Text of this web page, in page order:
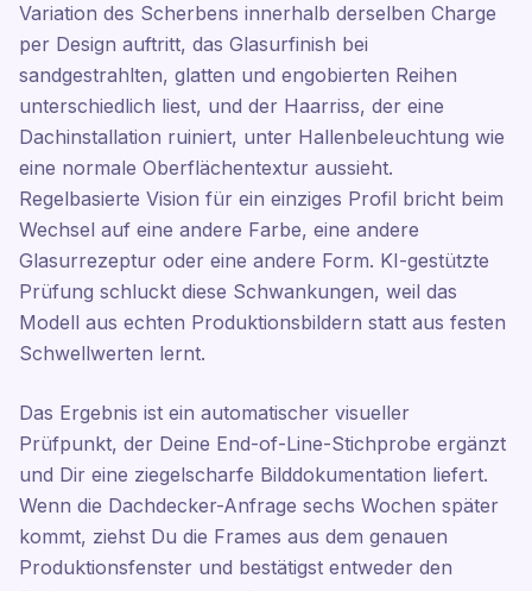
Variation des Scherbens innerhalb derselben Charge
per Design auftritt, das Glasurfinish bei
sandgestrahlten, glatten und engobierten Reihen
unterschiedlich liest, und der Haarriss, der eine
Dachinstallation ruiniert, unter Hallenbeleuchtung wie
eine normale Oberflächentextur aussieht.
Regelbasierte Vision für ein einziges Profil bricht beim
Wechsel auf eine andere Farbe, eine andere
Glasurrezeptur oder eine andere Form. KI-gestützte
Prüfung schluckt diese Schwankungen, weil das
Modell aus echten Produktionsbildern statt aus festen
Schwellwerten lernt.
Das Ergebnis ist ein automatischer visueller
Prüfpunkt, der Deine End-of-Line-Stichprobe ergänzt
und Dir eine ziegelscharfe Bilddokumentation liefert.
Wenn die Dachdecker-Anfrage sechs Wochen später
kommt, ziehst Du die Frames aus dem genauen
Produktionsfenster und bestätigst entweder den